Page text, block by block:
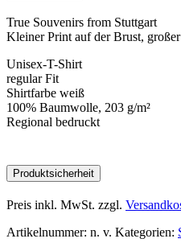
True Souvenirs from Stuttgart
Kleiner Print auf der Brust,
Unisex-T-Shirt
regular Fit
Shirtfarbe weiß
100% Baumwolle, 203 g/m²
Regional bedruckt
Produktsicherheit
Preis inkl. MwSt. zzgl.
Artikelnummer: n. v. Kategorien: